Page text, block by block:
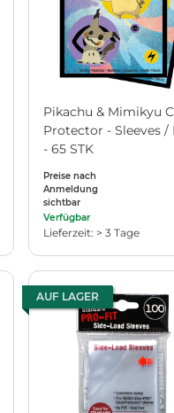
Pikachu & Mimikyu
Protector - Sleeves /
- 65 STK
Preise nach
Anmeldung
sichtbar
Verfügbar
Lieferzeit: > 3 Tage
AUF LAGER